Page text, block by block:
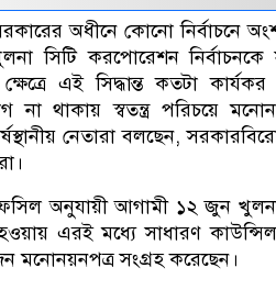
অধীনে কোনো নির্বাচনে
সিটি করপোরেশন
ক্ষেত্রে এই সিদ্ধান্ত কতটা
না থাকায় স্বতন্ত্র পরিচয়ে
নেতারা বলছেন,
অনুযায়ী আগামী ১২ জুন খুলনা
এরই মধ্যে সাধারণ
মনোনয়নপত্র সংগ্রহ করেছেন।